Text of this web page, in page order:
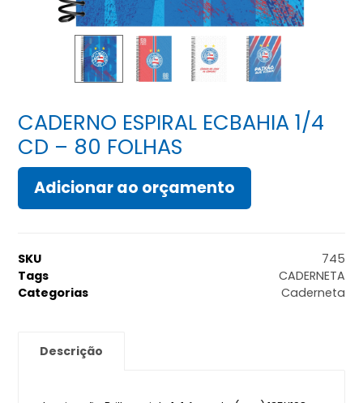
CADERNO ESPIRAL ECBAHIA 1/4
CD – 80 FOLHAS
Adicionar ao orçamento
SKU
745
Tags
CADERNETA
Categorias
Caderneta
Descrição